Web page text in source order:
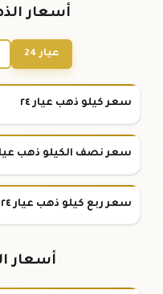
أسعار
عيار 24
سعر كيلو ذهب عيار ٢٤
سعر نصف الكيلو ذهب عيار
سعر ربع كيلو ذهب عيار ٢٤
أسعار